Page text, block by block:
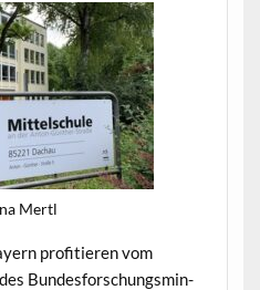
Mertl
prof­i­tieren vom
Bun­des­forschungsmin­